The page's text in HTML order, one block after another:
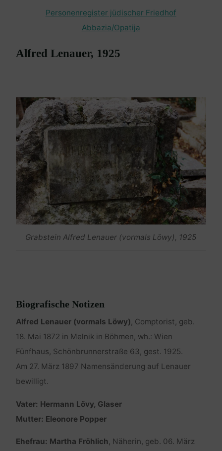
Personenregister jüdischer Friedhof
Abbazia/Opatija
Alfred Lenauer, 1925
Grabstein Alfred Lenauer (vormals Löwy), 1925
Biografische Notizen
Alfred Lenauer (vormals Löwy), Comptorist, geb.
18. Mai 1872 in Melnik in Böhmen, wh.: Wien
Fünfhaus, Schönbrunnerstraße 63, gest. 1925.
Am 27. März 1897 Namensänderung auf Lenauer
bewilligt.
Vater: Hermann Lövy, Glaser
Mutter: Eleonore Popper
Ehefrau: Martha Fröhlich, Näherin, geb. 06. März